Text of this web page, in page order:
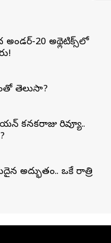
అండర్-20 అథ్లెటిక్స్‌లో
తెలుసా?
కనకరాజు రివ్యూ..
అద్భుతం.. ఒకే రాత్రి